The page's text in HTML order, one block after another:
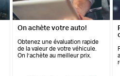
On achète votre auto!
Obtenez une évaluation rapide
de la valeur de votre véhicule.
On l’achète au meilleur prix.